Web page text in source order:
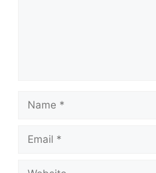
Name
Email
Website